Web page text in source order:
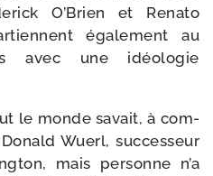
O’Brien et Renato
éga­le­ment au
avec une idéo­lo­gie
le monde savait, à com­
Wuerl, suc­ces­seur
mais per­sonne n’a